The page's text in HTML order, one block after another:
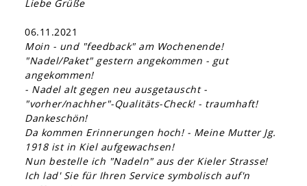
Liebe Grüße
06.11.2021
Moin - und "feedback" am Wochenende!
"Nadel/Paket" gestern angekommen - gut
angekommen!
- Nadel alt gegen neu ausgetauscht -
"vorher/nachher"-Qualitäts-Check! - traumhaft!
Dankeschön!
Da kommen Erinnerungen hoch! - Meine Mutter Jg.
1918 ist in Kiel aufgewachsen!
Nun bestelle ich "Nadeln" aus der Kieler Strasse!
Ich lad' Sie für Ihren Service symbolisch auf'n